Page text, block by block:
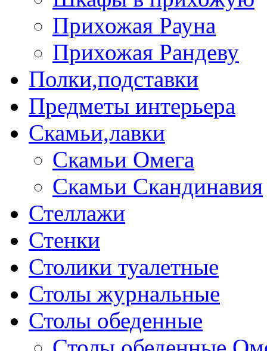
Прихожая Рауна
Прихожая Рандеву
Полки,подставки
Предметы интерьера
Скамьи,лавки
Скамьи Омега
Скамьи Скандинавия
Стеллажи
Стенки
Столики туалетные
Столы журнальные
Столы обеденные